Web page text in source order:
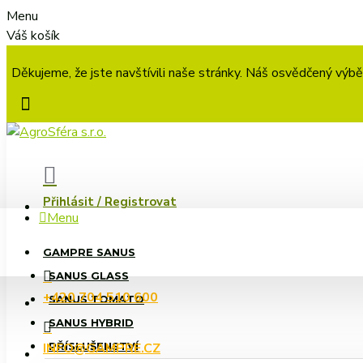
Menu
Váš košík
Děkujeme, že jste navštívili naše stránky. Náš osvědčený
Přihlásit / Registrovat
Menu
GAMPRE SANUS
SANUS GLASS
SANUS TOMATO
SANUS HYBRID
PŘÍSLUŠENSTVÍ
+420 704 510 600
INFO@GAMPRE.CZ